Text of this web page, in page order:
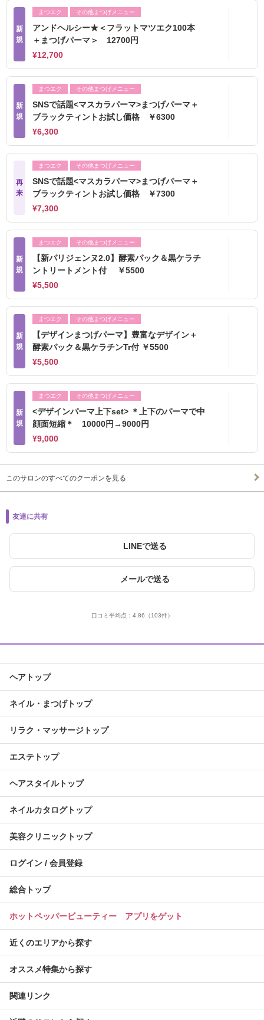
新
規
まつエク その他まつげメニュー
アンドヘルシー★＜フラットマツエク100本
＋まつげパーマ＞ 12700円
¥12,700
新
規
まつエク その他まつげメニュー
SNSで話題<マスカラパーマ>まつげパーマ＋
ブラックティントお試し価格 ￥6300
¥6,300
再
来
まつエク その他まつげメニュー
SNSで話題<マスカラパーマ>まつげパーマ＋
ブラックティントお試し価格 ￥7300
¥7,300
新
規
まつエク その他まつげメニュー
【新パリジェンヌ2.0】酵素パック＆黒ケラチ
ントリートメント付 ￥5500
¥5,500
新
規
まつエク その他まつげメニュー
【デザインまつげパーマ】豊富なデザイン＋
酵素パック＆黒ケラチンTr付 ￥5500
¥5,500
新
規
まつエク その他まつげメニュー
<デザインパーマ上下set> ＊上下のパーマで中
顔面短縮＊ 10000円→9000円
¥9,000
このサロンのすべてのクーポンを見る
友達に共有
LINEで送る
メールで送る
口コミ平均点： 4.86 （103件）
ヘアトップ
ネイル・まつげトップ
リラク・マッサージトップ
エステトップ
ヘアスタイルトップ
ネイルカタログトップ
美容クリニックトップ
ログイン / 会員登録
総合トップ
ホットペッパービューティー アプリをゲット
近くのエリアから探す
オススメ特集から探す
関連リンク